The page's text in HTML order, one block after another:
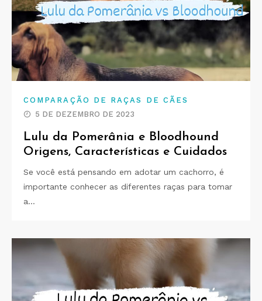
COMPARAÇÃO DE RAÇAS DE CÃES
5 DE DEZEMBRO DE 2023
Lulu da Pomerânia e Bloodhound
Origens, Características e Cuidados
Se você está pensando em adotar um cachorro, é
importante conhecer as diferentes raças para tomar
a…